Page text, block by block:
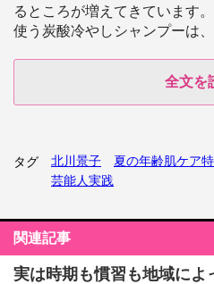
るところが増えてきています
使う炭酸冷やしシャンプーは
全文を
タグ 北川景子 夏の年齢肌ケア特
芸能人実践
関連記事
実は時期も慣習も地域によ